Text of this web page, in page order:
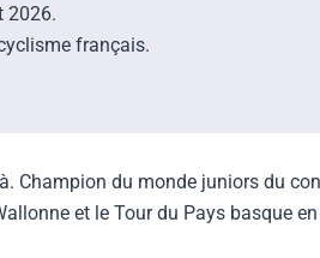
2026.
français.
Champion du monde juniors du
et le Tour du Pays basque